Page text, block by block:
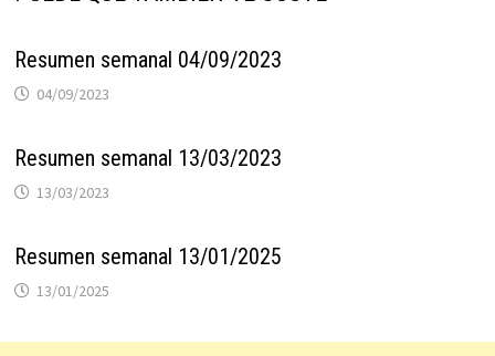
Resumen semanal 04/09/2023
04/09/2023
Resumen semanal 13/03/2023
13/03/2023
Resumen semanal 13/01/2025
13/01/2025